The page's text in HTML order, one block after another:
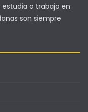
o trabaja en
son siempre